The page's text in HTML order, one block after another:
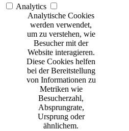
Analytics
Analytische Cookies
werden verwendet,
um zu verstehen, wie
Besucher mit der
Website interagieren.
Diese Cookies helfen
bei der Bereitstellung
von Informationen zu
Metriken wie
Besucherzahl,
Absprungrate,
Ursprung oder
ähnlichem.